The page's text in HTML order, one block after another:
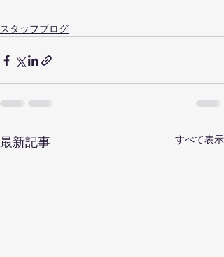
スタッフブログ
最新記事 すべて表示